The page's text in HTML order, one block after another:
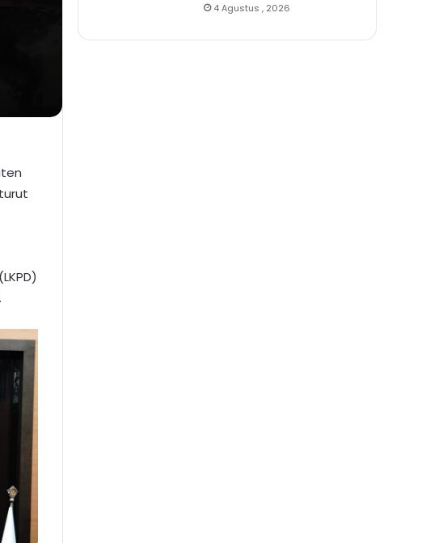
4 Agustus , 2026